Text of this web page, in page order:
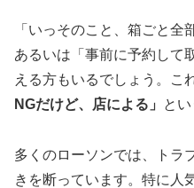
「いっそのこと、箱ごと全
あるいは「事前に予約して
える方もいるでしょう。こ
NGだけど、店による」
と
多くのローソンでは、トラ
きを断っています。特に人